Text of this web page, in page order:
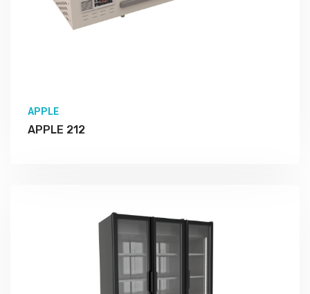
APPLE
APPLE 212
Подробно Изучить